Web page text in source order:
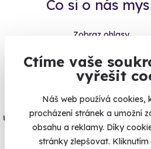
Ctíme vaše
vyřešit
Náš web používá cookies,
procházení stránek a umožní
obsahu a reklamy. Díky
stránky zlepšovat.
Co si o nás
Zobraz ohlasy
Vše umíme
Jeden nikdy neví. Máme
úrazové pojištění z nabídky
agentur.